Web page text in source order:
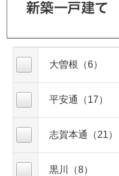
大曽根（6）
平安通（17）
志賀本通（21）
黒川（8）